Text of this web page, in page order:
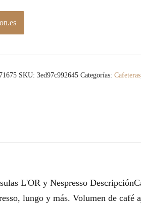
SKU:3ed97c992645 Categorías:Cafeteras
L'OR y Nespresso
lungo y más. Volumen de café